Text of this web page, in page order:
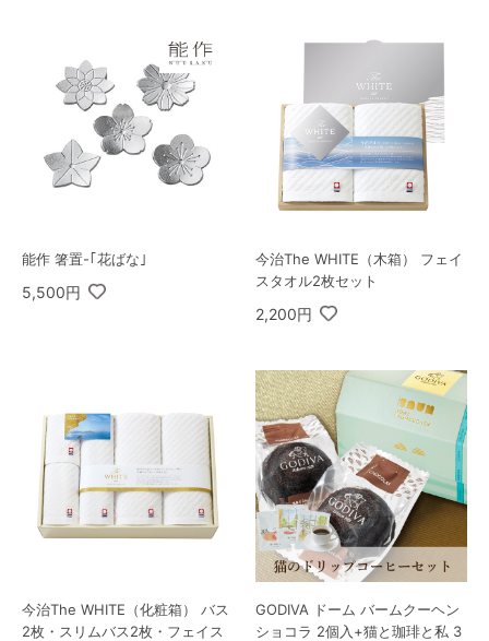
能作 箸置-｢花ばな｣
5,500円
今治The WHITE（木箱） フェイ
スタオル2枚セット
2,200円
今治The WHITE（化粧箱） バス
2枚・スリムバス2枚・フェイス
GODIVA ドーム バームクーヘン
ショコラ 2個入+猫と珈琲と私 3